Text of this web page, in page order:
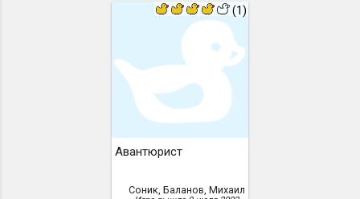
(1)
Авантюрист
Соник, Баланов, Михаил